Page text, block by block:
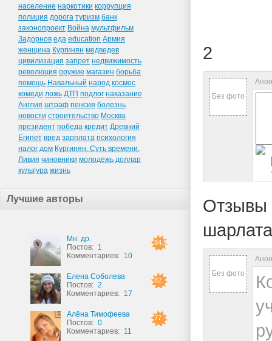
население наркотики коррупция
полиция дорога туризм банк
законопроект Война мультфильм
Задорнов еда education Армия
женщина Кургинян медведев
цивилизация запрет недвижимость
революция оружие магазин борьба
помощь Навальный народ космос
комеди ложь ДТП подлог наказание
Англия штраф пенсия болезнь
новости строительство Москва
президент победа кредит Древний
Египет вред зарплата психология
налог дом Кургинян. Суть времени.
Ливия чиновники молодежь доллар
культура жизнь
Лучшие авторы
84.5
Мн. др.
Постов: 1
Комментариев: 10
82
Елена Соболева
Постов: 2
Комментариев: 17
77
Алёна Тимофеева
Постов: 0
Комментариев: 11
2
Без фото
Отзывы
Без фото